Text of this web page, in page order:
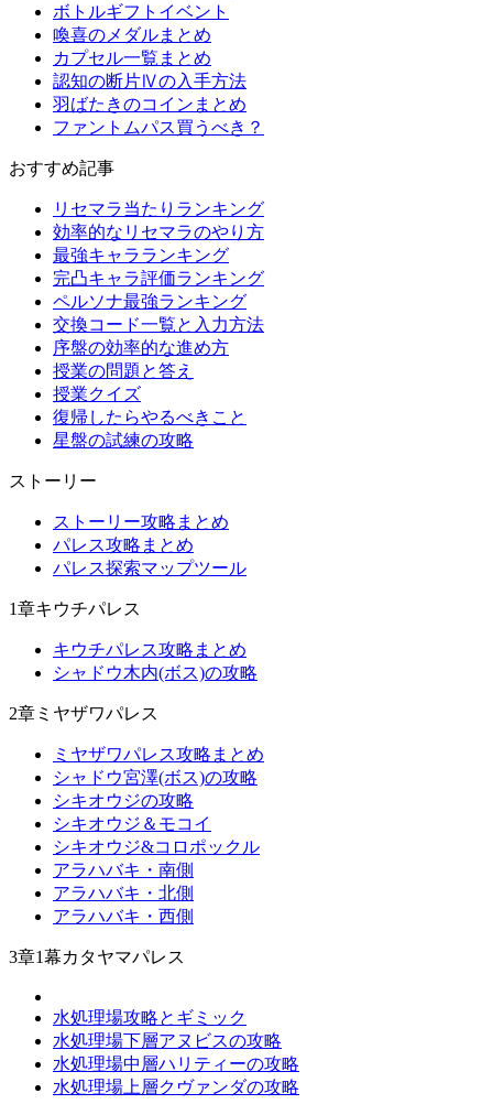
ボトルギフトイベント
喚喜のメダルまとめ
カプセル一覧まとめ
認知の断片Ⅳの入手方法
羽ばたきのコインまとめ
ファントムパス買うべき？
おすすめ記事
リセマラ当たりランキング
効率的なリセマラのやり方
最強キャラランキング
完凸キャラ評価ランキング
ペルソナ最強ランキング
交換コード一覧と入力方法
序盤の効率的な進め方
授業の問題と答え
授業クイズ
復帰したらやるべきこと
星盤の試練の攻略
ストーリー
ストーリー攻略まとめ
パレス攻略まとめ
パレス探索マップツール
1章キウチパレス
キウチパレス攻略まとめ
シャドウ木内(ボス)の攻略
2章ミヤザワパレス
ミヤザワパレス攻略まとめ
シャドウ宮澤(ボス)の攻略
シキオウジの攻略
シキオウジ＆モコイ
シキオウジ&コロポックル
アラハバキ・南側
アラハバキ・北側
アラハバキ・西側
3章1幕カタヤマパレス
水処理場攻略とギミック
水処理場下層アヌビスの攻略
水処理場中層ハリティーの攻略
水処理場上層クヴァンダの攻略